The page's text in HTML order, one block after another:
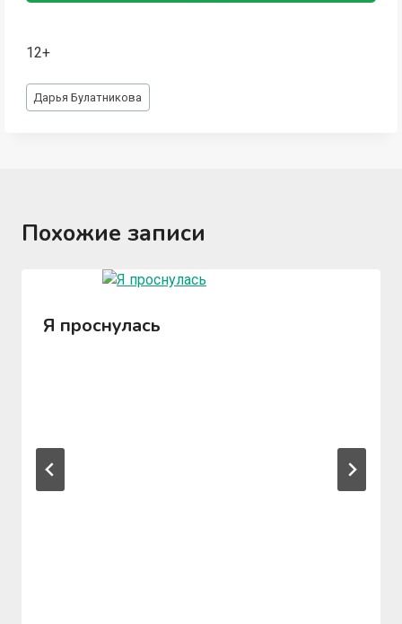
12+
Метки
записи:
Дарья Булатникова
Похожие записи
Я проснулась